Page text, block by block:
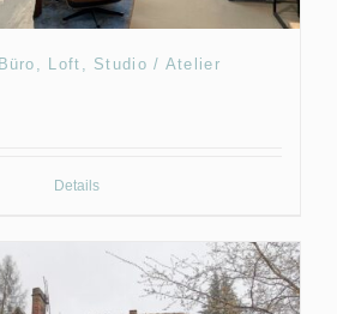
Loft, Studio / Atelier
Details